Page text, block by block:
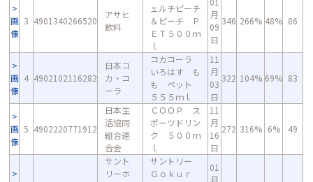
画
像
3 4901340266520
アサヒ
飲料
ェルチピーチ
＆ピーチ Ｐ
ＥＴ５００ｍ
ｌ
月
09
日
346 266% 48% 86
画
像
4 4902102116282
日本コ
カ・コ
ーラ
コカコーラ
いろはす も
も ペット
５５５ｍｌ
11
月
03
日
322 104% 69% 83
画
像
5 4902220771912
日本生
活協同
組合連
合会
ＣＯＯＰ ス
ポーツドリン
ク ５００ｍ
ｌ
11
月
16
日
272 316% 6% 49
サント
リーホ
サントリー
Ｇｏｋｕｒ
01
月